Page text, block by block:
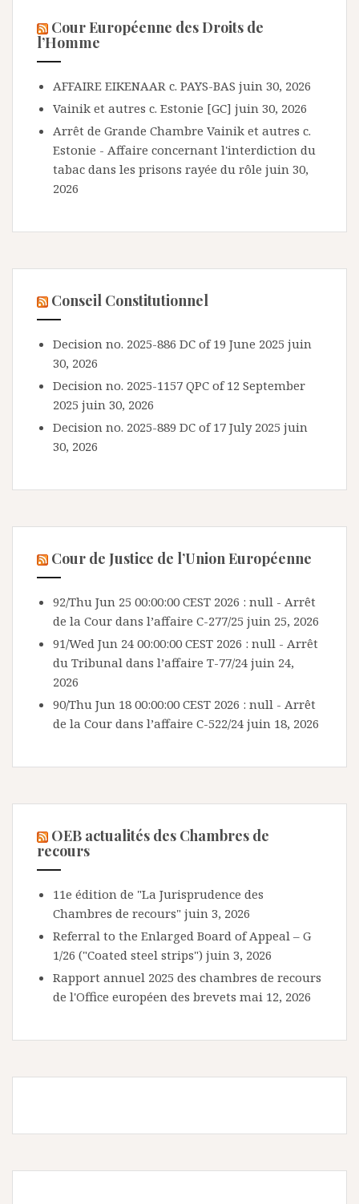
Cour Européenne des Droits de
l’Homme
AFFAIRE EIKENAAR c. PAYS-BAS juin 30, 2026
Vainik et autres c. Estonie [GC] juin 30, 2026
Arrêt de Grande Chambre Vainik et autres c.
Estonie - Affaire concernant l'interdiction du
tabac dans les prisons rayée du rôle juin 30,
2026
Conseil Constitutionnel
Decision no. 2025-886 DC of 19 June 2025 juin
30, 2026
Decision no. 2025-1157 QPC of 12 September
2025 juin 30, 2026
Decision no. 2025-889 DC of 17 July 2025 juin
30, 2026
Cour de Justice de l’Union Européenne
92/Thu Jun 25 00:00:00 CEST 2026 : null - Arrêt
de la Cour dans l’affaire C-277/25 juin 25, 2026
91/Wed Jun 24 00:00:00 CEST 2026 : null - Arrêt
du Tribunal dans l’affaire T-77/24 juin 24,
2026
90/Thu Jun 18 00:00:00 CEST 2026 : null - Arrêt
de la Cour dans l’affaire C-522/24 juin 18, 2026
OEB actualités des Chambres de
recours
11e édition de "La Jurisprudence des
Chambres de recours" juin 3, 2026
Referral to the Enlarged Board of Appeal – G
1/26 ("Coated steel strips") juin 3, 2026
Rapport annuel 2025 des chambres de recours
de l'Office européen des brevets mai 12, 2026